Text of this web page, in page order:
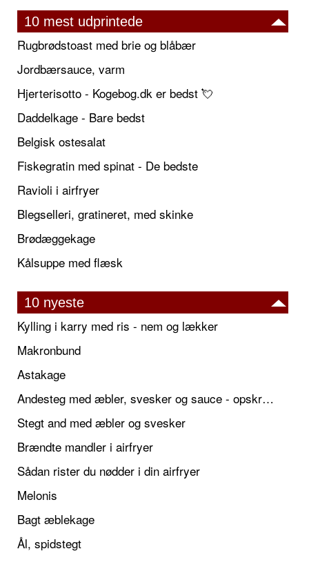
10 mest udprintede
Rugbrødstoast med brie og blåbær
Jordbærsauce, varm
Hjerterisotto - Kogebog.dk er bedst 💘
Daddelkage - Bare bedst
Belgisk ostesalat
Fiskegratin med spinat - De bedste
Ravioli i airfryer
Blegselleri, gratineret, med skinke
Brødæggekage
Kålsuppe med flæsk
10 nyeste
Kylling i karry med ris - nem og lækker
Makronbund
Astakage
Andesteg med æbler, svesker og sauce - opskrift også til jul
Stegt and med æbler og svesker
Brændte mandler i airfryer
Sådan rister du nødder i din airfryer
Melonis
Bagt æblekage
Ål, spidstegt